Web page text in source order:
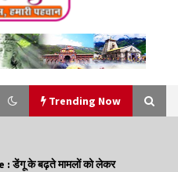
Trending Now
डेंगू के बढ़ते मामलों को लेकर